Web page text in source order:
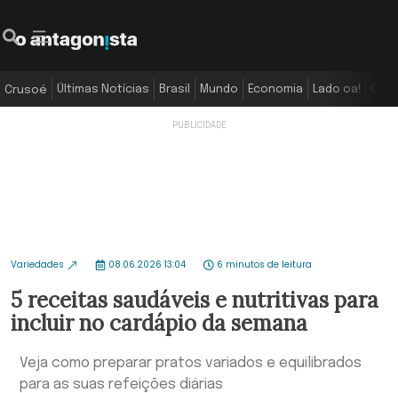
Crusoé Últimas Notícias Brasil Mundo Economia Lado oa!
Variedades 08.06.2026 13:04 6 minutos de leitura
5 receitas saudáveis e nutritivas para
incluir no cardápio da semana
Veja como preparar pratos variados e equilibrados
para as suas refeições diárias